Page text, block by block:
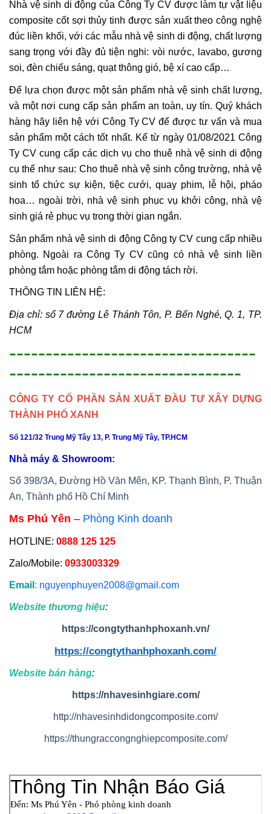
Nhà vệ sinh di động của Công Ty CVđược làm tự vật liệu
composite cốt sợi thủy tinh được sản xuất theo công nghệ
đúc liền khối, với các mẫu nhà vệ sinh di động, chất lượng
sang trọng với đầy đủ tiện nghi: vòi nước, lavabo, gương
soi, đèn chiếu sáng, quạt thông gió, bệ xí cao cấp…
Để lựa chọn được một sản phẩm nhà vệ sinh chất lượng,
và một nơi cung cấp sản phẩm an toàn, uy tín. Quý khách
hàng hãy liên hệ với Công Ty CV để được tư vấn và mua
sản phẩm một cách tốt nhất. Kể từ ngày 01/08/2021 Công
Ty CV cung cấp các dịch vụ cho thuê nhà vệ sinh di động
cụ thể như sau: Cho thuê nhà vệ sinh công trường, nhà vệ
sinh tổ chức sự kiện, tiệc cưới, quay phim, lễ hội, pháo
hoa… ngoài trời, nhà vệ sinh phục vụ khởi công, nhà vệ
sinh giá rẻ phục vụ trong thời gian ngắn.
Sản phẩm nhà vệ sinh di động Công ty CV cung cấp nhiều
phòng. Ngoài raCông Ty CVcũng có nhà vệ sinh liền
phòng tắm hoặc phòng tắm di động tách rời.
THÔNG TIN LIÊN HỆ:
Địa chỉ: số 7 đường Lê Thánh Tôn, P. Bến Nghé, Q. 1, TP.
HCM
----------------------------------
--------------------------------
CÔNG TY CỔ PHẦN SẢN XUẤT ĐẦU TƯ XÂY DỰNG
THÀNH PHỐ XANH
Số 121/32 Trung Mỹ Tây 13, P. Trung Mỹ Tây, TP.HCM
Nhà máy & Showroom:
Số 398/3A, Đường Hồ Văn Mên, KP. Thạnh Bình, P. Thuận
An, Thành phố Hồ Chí Minh
Ms Phú Yên – Phòng Kinh doanh
HOTLINE: 0888 125 125
Zalo/Mobile: 0933003329
Email : nguyenphuyen2008@gmail.com
Website thương hiệu:
https://congtythanhphoxanh.vn/
https://congtythanhphoxanh.com/
Website bán hàng:
https://nhavesinhgiare.com/
http://nhavesinhdidongcomposite.com/
https://thungraccongnghiepcomposite.com/